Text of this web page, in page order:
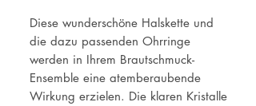
Diese wunderschöne Halskette und
die dazu passenden Ohrringe
werden in Ihrem Brautschmuck-
Ensemble eine atemberaubende
Wirkung erzielen. Die klaren Kristalle